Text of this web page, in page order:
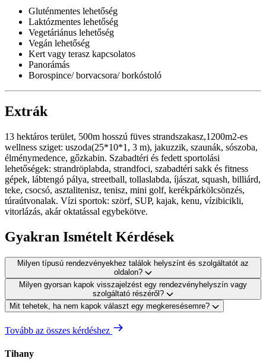
Gluténmentes lehetőség
Laktózmentes lehetőség
Vegetáriánus lehetőség
Vegán lehetőség
Kert vagy terasz kapcsolatos
Panorámás
Borospince/ borvacsora/ borkóstoló
Extrák
13 hektáros terület, 500m hosszú füves strandszakasz,1200m2-es
wellness sziget: uszoda(25*10*1, 3 m), jakuzzik, szaunák, sószoba,
élménymedence, gőzkabin. Szabadtéri és fedett sportolási
lehetőségek: strandröplabda, strandfoci, szabadtéri sakk és fitness
gépek, lábtengó pálya, streetball, tollaslabda, íjászat, squash, billiárd,
teke, csocsó, asztalitenisz, tenisz, mini golf, kerékpárkölcsönzés,
túraútvonalak. Vízi sportok: szörf, SUP, kajak, kenu, vízibicikli,
vitorlázás, akár oktatással egybekötve.
Gyakran Ismételt Kérdések
Milyen típusú rendezvényekhez találok helyszínt és szolgáltatót az
oldalon?
Milyen gyorsan kapok visszajelzést egy rendezvényhelyszín vagy
szolgáltató részéről?
Mit tehetek, ha nem kapok választ egy megkeresésemre?
Tovább az összes kérdéshez
Tihany